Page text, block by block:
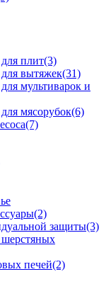
плит(3)
вытяжек(31)
мультиварок и
мясорубок(6)
(7)
(2)
защиты(3)
печей(2)